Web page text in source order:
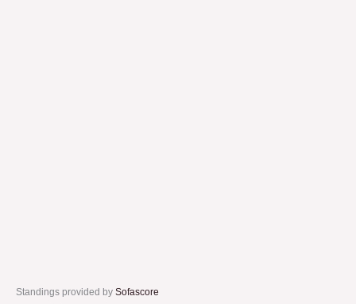
Standings provided by Sofascore